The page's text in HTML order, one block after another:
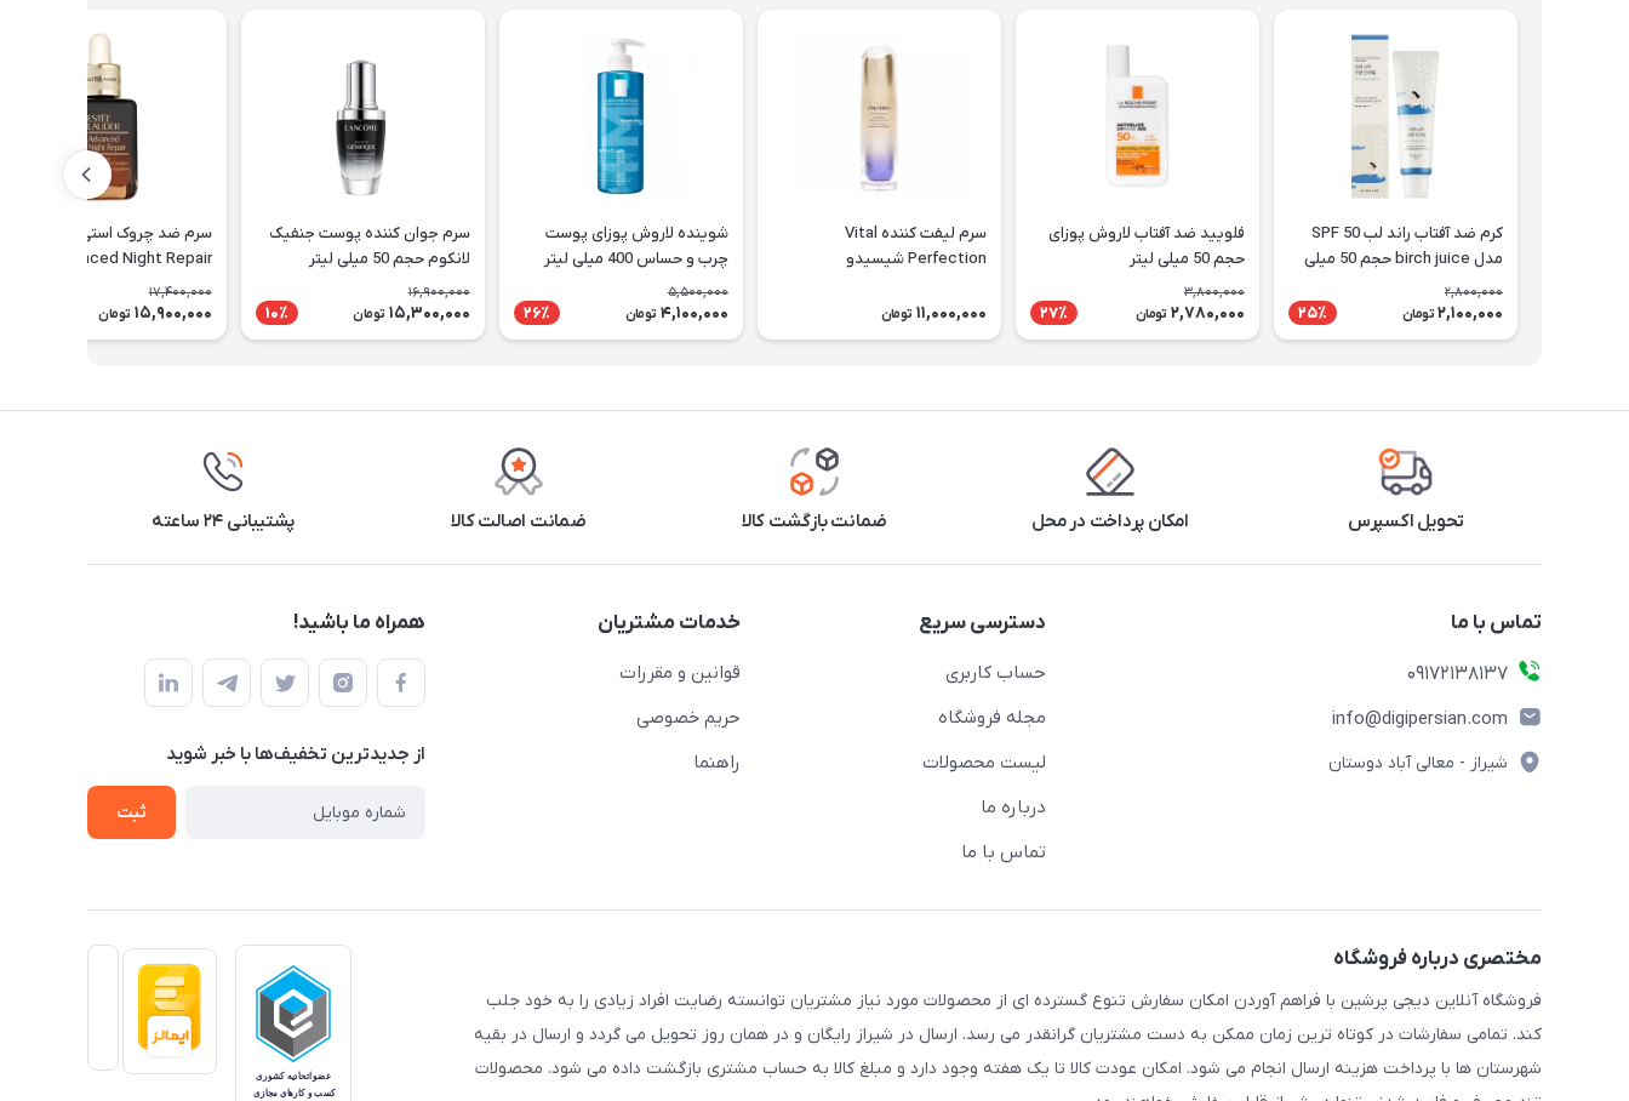
کرم ضد آفتاب راند لب SPF 50
مدل birch juice حجم 50 میلی
2,800,000
2,100,000 تومان 25٪
فلویید ضد آفتاب لاروش پوزای
حجم 50 میلی لیتر
3,800,000
2,780,000 تومان 27٪
سرم لیفت کننده Vital
Perfection شیسیدو
11,000,000 تومان
شوینده لاروش پوزای پوست
چرب و حساس 400 میلی لیتر
5,500,000
4,100,000 تومان 26٪
سرم جوان کننده پوست جنفیک
لانکوم حجم 50 میلی لیتر
16,900,000
15,300,000 تومان 10٪
سرم ضد چروک استی لادر مدل
17,400,000
15,900,000 تومان
تحویل اکسپرس امکان پرداخت در محل ضمانت بازگشت کالا ضمانت اصالت کالا پشتیبانی ۲۴ ساعته
تماس با ما
09172138137
info@digipersian.com
شیراز - معالی آباد دوستان
دسترسی سریع
حساب کاربری
مجله فروشگاه
لیست محصولات
درباره ما
تماس با ما
خدمات مشتریان
قوانین و مقررات
حریم خصوصی
راهنما
همراه ما باشید!
از جدید‌ترین تخفیف‌ها با‌ خبر شوید
ثبت
مختصری درباره فروشگاه
فروشگاه آنلاین دیجی پرشین با فراهم آوردن امکان سفارش تنوع گسترده ای از محصولات مورد نیاز مشتریان توانسته رضایت افراد زیادی را به خود جلب
کند. تمامی سفارشات در کوتاه ترین زمان ممکن به دست مشتریان گرانقدر می رسد. ارسال در شیراز رایگان و در همان روز تحویل می گردد و ارسال در بقیه
شهرستان ها با پرداخت هزینه ارسال انجام می شود. امکان عودت کالا تا یک هفته وجود دارد و مبلغ کالا به حساب مشتری بازگشت داده می شود. محصولات